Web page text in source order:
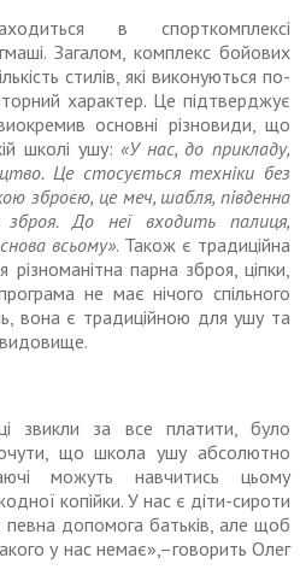
в спорткомплексі
Загалом, комплекс бойових
стилів, які виконуються по-
характер. Це підтверджує
основні різновиди, що
школі ушу: «У нас, до прикладу,
Це стосується техніки без
зброєю, це меч, шабля, південна
До неї входить палиця,
всьому». Також є традиційна
парна зброя, ціпки,
не має нічого спільного
вона є традиційною для ушу та
звикли за все платити, було
що школа ушу абсолютно
можуть навчитись цьому
копійки. У нас є діти-сироти
певна допомога батьків, але щоб
у нас немає»,–говорить Олег